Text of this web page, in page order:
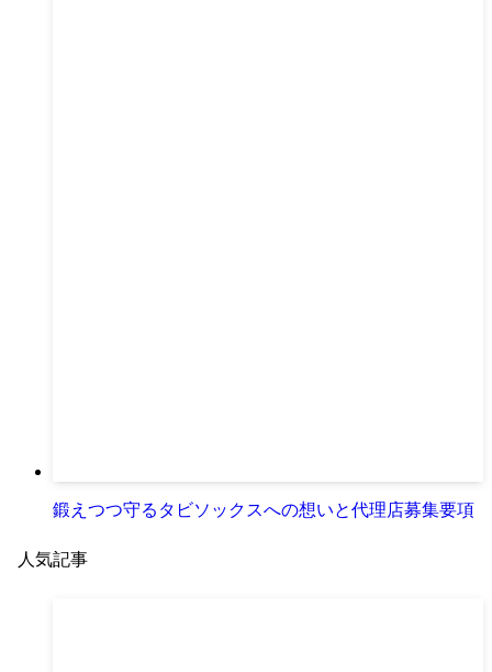
鍛えつつ守るタビソックスへの想いと代理店募集要項
人気記事